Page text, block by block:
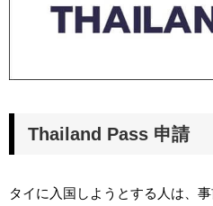
Thailand Pass 申請
タイに入国しようとする人は、